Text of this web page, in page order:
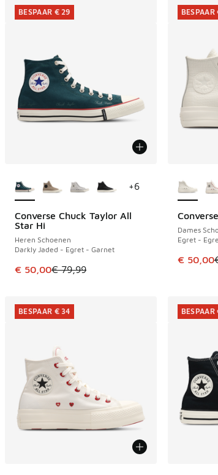
is in de aanbieding Prijs verlaagd van €
Converse Chuck Taylor All
Star Hi
Heren Schoenen
Darkly Jaded - Egret - Garnet
Dit artikel is in de uitverkoop. Dit artikel is in
€ 50,00€ 79,99
BESPAAR € 29
+6
BESPAAR € 29
Dames
Egret -
Dit
€ 50,00
BESPAAR
BESPAAR € 34